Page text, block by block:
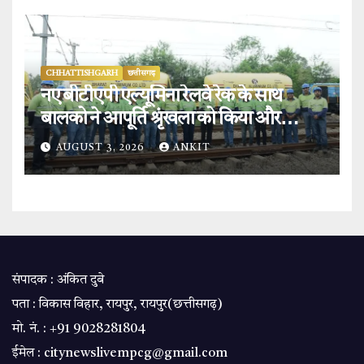
CHHATTISHGARH छत्तीसगढ़
नए बीटीएपी एल्यूमिना रेलवे रेक के साथ
बालको ने आपूर्ति श्रृंखला को किया और
मजबूत.
AUGUST 3, 2026 ANKIT
संपादक : अंकित दुबे
पता : विकास विहार, रायपुर, रायपुर(छत्तीसगढ़)
मो. नं. : +91 9028281804
ईमेल : citynewslivempcg@gmail.com